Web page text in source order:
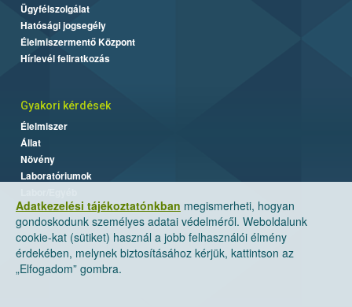
Adatkezelési tájékoztatónkban megismerheti, hogyan
gondoskodunk személyes adatai védelméről. Weboldalunk
cookie-kat (sütiket) használ a jobb felhasználói élmény
érdekében, melynek biztosításához kérjük, kattintson az
„Elfogadom” gombra.
Ügyfélszolgálat
Hatósági jogsegély
Élelmiszermentő Központ
Hírlevél feliratkozás
Gyakori kérdések
Élelmiszer
Állat
Növény
Laboratóriumok